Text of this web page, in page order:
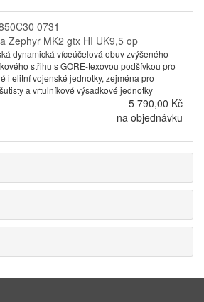
0731
Zephyr MK2 gtx HI UK9,5 op
dynamická víceúčelová obuv zvýšeného
střihu s GORE-texovou podšívkou pro
i elitní vojenské jednotky, zejména pro
a vrtulníkové výsadkové jednotky
5 790,00 Kč
na objednávku